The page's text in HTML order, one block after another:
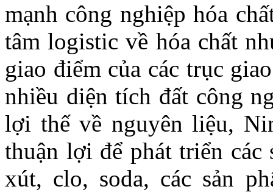
mạnh công nghiệp hóa
tâm logistic về hóa chất
giao điểm của các trục
nhiều diện tích đất công
lợi thế về nguyên liệu,
thuận lợi để phát triển các
xút, clo, soda, các sản